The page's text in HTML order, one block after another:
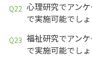
心理研究でアン
で実施可能でし
福祉研究でアン
で実施可能でし